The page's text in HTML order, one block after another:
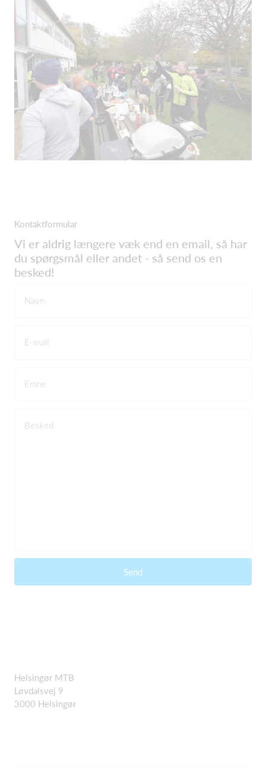
Kontaktformular
Vi er aldrig længere væk end en email, så har
du spørgsmål eller andet - så send os en
besked!
Navn
E-mail
Emne
Besked
Send
Helsingør MTB
Løvdalsvej 9
3000 Helsingør